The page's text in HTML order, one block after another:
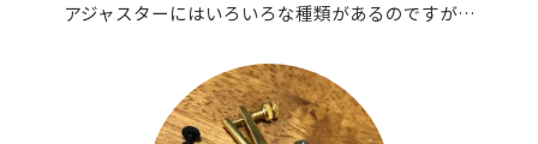
アジャスターにはいろいろな種類があるのですが…